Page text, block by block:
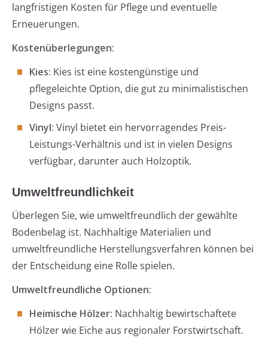
langfristigen Kosten für Pflege und eventuelle
Erneuerungen.
Kostenüberlegungen:
Kies: Kies ist eine kostengünstige und
pflegeleichte Option, die gut zu minimalistischen
Designs passt.
Vinyl: Vinyl bietet ein hervorragendes Preis-
Leistungs-Verhältnis und ist in vielen Designs
verfügbar, darunter auch Holzoptik.
Umweltfreundlichkeit
Überlegen Sie, wie umweltfreundlich der gewählte
Bodenbelag ist. Nachhaltige Materialien und
umweltfreundliche Herstellungsverfahren können bei
der Entscheidung eine Rolle spielen.
Umweltfreundliche Optionen:
Heimische Hölzer: Nachhaltig bewirtschaftete
Hölzer wie Eiche aus regionaler Forstwirtschaft.